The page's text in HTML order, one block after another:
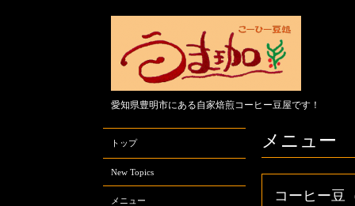
愛知県豊明市にある自家焙煎コーヒー豆屋です！
メニュー
コーヒー豆
トップ
New Topics
メニュー